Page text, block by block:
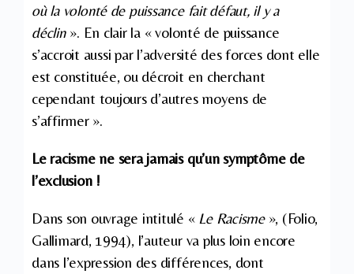
où la volonté de puissance fait défaut, il y a
déclin». En clair la « volonté de puissance
s’accroit aussi par l’adversité des forces dont elle
est constituée, ou décroit en cherchant
cependant toujours d’autres moyens de
s’affirmer ».
Le racisme ne sera jamais qu’un symptôme de
l’exclusion !
Dans son ouvrage intitulé « Le Racisme», (Folio,
Gallimard, 1994), l’auteur va plus loin encore
dans l’expression des différences, dont